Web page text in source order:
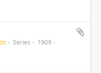
Series
1909